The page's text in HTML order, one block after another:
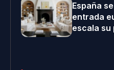
España
entrada
escala su